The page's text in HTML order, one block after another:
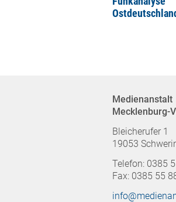
Medienanstalt
Mecklenburg-
Bleicherufer 1
19053
Telefon: 0385
Fax: 0385 55